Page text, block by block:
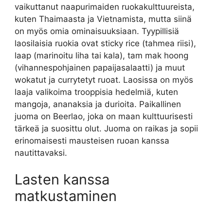
vaikuttanut naapurimaiden ruokakulttuureista,
kuten Thaimaasta ja Vietnamista, mutta siinä
on myös omia ominaisuuksiaan. Tyypillisiä
laosilaisia ruokia ovat sticky rice (tahmea riisi),
laap (marinoitu liha tai kala), tam mak hoong
(vihannespohjainen papaijasalaatti) ja muut
wokatut ja currytetyt ruoat. Laosissa on myös
laaja valikoima trooppisia hedelmiä, kuten
mangoja, ananaksia ja durioita. Paikallinen
juoma on Beerlao, joka on maan kulttuurisesti
tärkeä ja suosittu olut. Juoma on raikas ja sopii
erinomaisesti mausteisen ruoan kanssa
nautittavaksi.
Lasten kanssa
matkustaminen